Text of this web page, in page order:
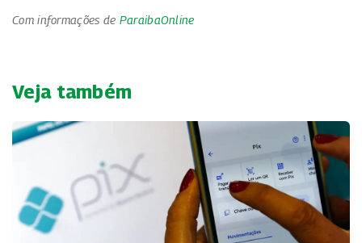
Com informações de ParaibaOnline
Veja também